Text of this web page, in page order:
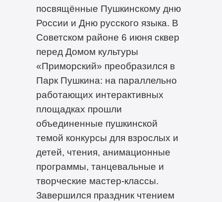
посвящённые Пушкинскому дню
России и Дню русского языка. В
Советском районе 6 июня сквер
перед Домом культуры
«Приморский» преобразился в
Парк Пушкина: на параллельно
работающих интерактивных
площадках прошли
объединенные пушкинской
темой конкурсы для взрослых и
детей, чтения, анимационные
программы, танцевальные и
творческие мастер-классы.
Завершился праздник чтением